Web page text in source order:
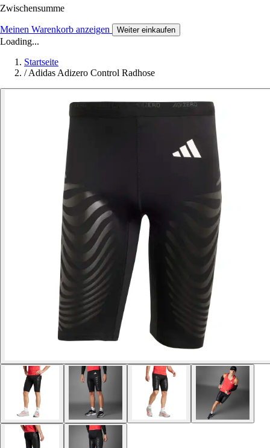
Zwischensumme
Meinen Warenkorb anzeigen Weiter einkaufen
Loading...
Startseite
/ Adidas Adizero Control Radhose